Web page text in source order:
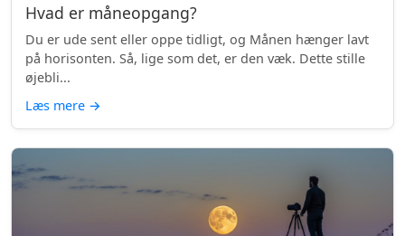
Hvad er måneopgang?
Du er ude sent eller oppe tidligt, og Månen hænger lavt
på horisonten. Så, lige som det, er den væk. Dette stille
øjebli...
Læs mere →